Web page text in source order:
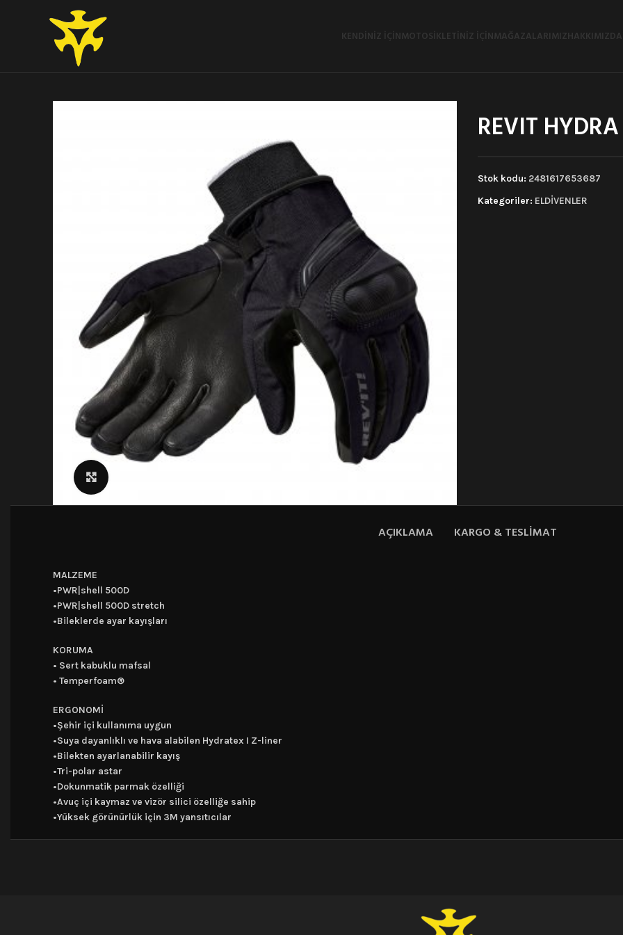
KENDINIZ İÇINMOTOSIKLETINIZ İÇINMAĞAZALARIMIZHAKKIMIZDA
REVIT
Stok kodu: 2481617653687
Kategoriler: ELDİVENLER
AÇIKLAMA KARGO & TESLIMAT
MALZEME
•PWR|shell 500D
•PWR|shell 500D stretch
•Bileklerde ayar kayışları
KORUMA
• Sert kabuklu mafsal
• Temperfoam®
ERGONOMİ
•Şehir içi kullanıma uygun
•Suya dayanlıklı ve hava alabilen Hydratex I Z-liner
•Bilekten ayarlanabilir kayış
•Tri-polar astar
•Dokunmatik parmak özelliği
•Avuç içi kaymaz ve vizör silici özelliğe sahip
•Yüksek görünürlük için 3M yansıtıcılar